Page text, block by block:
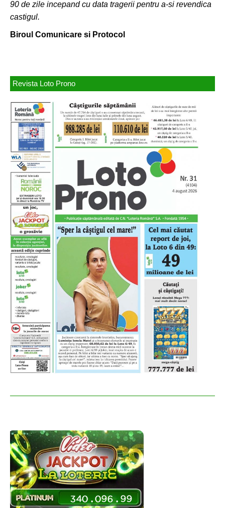
90 de zile incepand cu data tragerii pentru a-si revendica
castigul.
Biroul Comunicare si Protocol
Revista Loto Prono